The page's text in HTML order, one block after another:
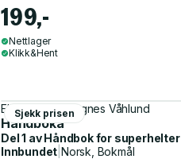
199,-
Nettlager
Klikk&Hent
Sjekk prisen
Elias Våhlund, Agnes Våhlund
Håndboka
Del 1 avHåndbok for superhelter
Innbundet |Norsk, Bokmål